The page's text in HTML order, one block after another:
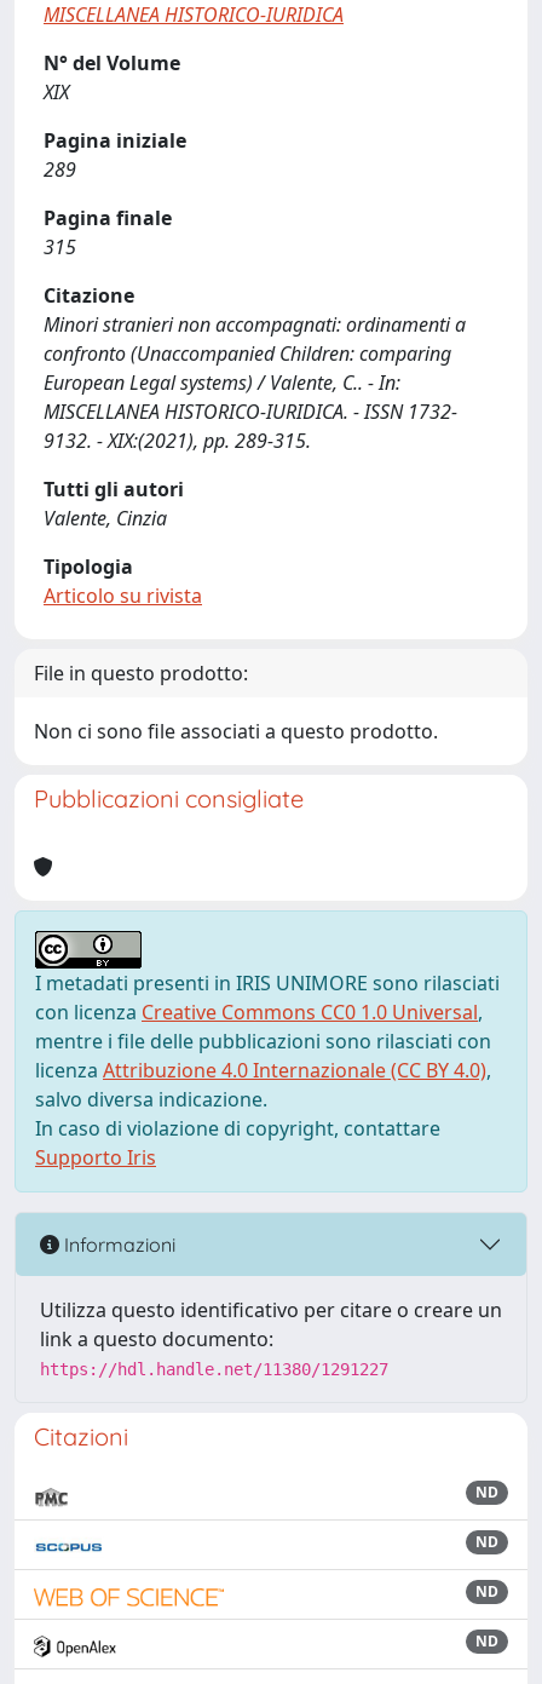
MISCELLANEA HISTORICO-IURIDICA
N° del Volume
XIX
Pagina iniziale
289
Pagina finale
315
Citazione
Minori stranieri non accompagnati: ordinamenti a
confronto (Unaccompanied Children: comparing
European Legal systems) / Valente, C.. - In:
MISCELLANEA HISTORICO-IURIDICA. - ISSN 1732-
9132. - XIX:(2021), pp. 289-315.
Tutti gli autori
Valente, Cinzia
Tipologia
Articolo su rivista
File in questo prodotto:
Non ci sono file associati a questo prodotto.
Pubblicazioni consigliate
I metadati presenti in IRIS UNIMORE sono rilasciati
con licenza Creative Commons CC0 1.0 Universal,
mentre i file delle pubblicazioni sono rilasciati con
licenza Attribuzione 4.0 Internazionale (CC BY 4.0),
salvo diversa indicazione.
In caso di violazione di copyright, contattare
Supporto Iris
Informazioni
Utilizza questo identificativo per citare o creare un
link a questo documento:
https://hdl.handle.net/11380/1291227
Citazioni
ND
ND
ND
ND